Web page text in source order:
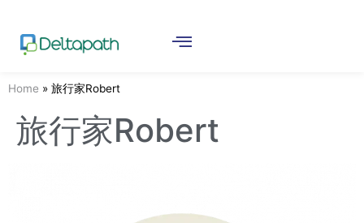
Home » 旅行家Robert
旅行家Robert